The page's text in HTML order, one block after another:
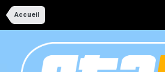
Accueil